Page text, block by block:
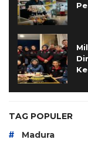
TAG POPULER
# Madura